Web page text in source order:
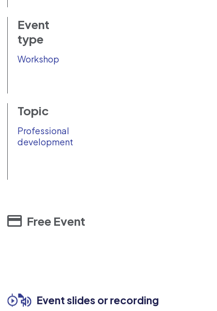
Event
type
Workshop
Topic
Professional
development
Free Event
Event slides or recording